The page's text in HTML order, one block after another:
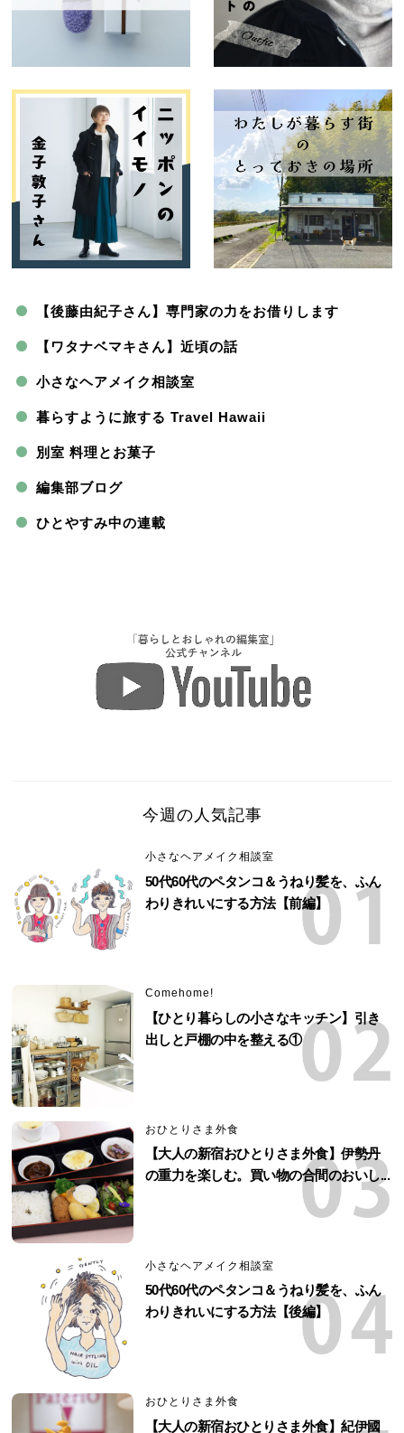
【後藤由紀子さん】専門家の力をお借りします
【ワタナベマキさん】近頃の話
小さなヘアメイク相談室
暮らすように旅する Travel Hawaii
別室 料理とお菓子
編集部ブログ
ひとやすみ中の連載
今週の人気記事
小さなヘアメイク相談室
50代60代のペタンコ＆うねり髪を、ふん
わりきれいにする方法【前編】
Comehome!
【ひとり暮らしの小さなキッチン】引き
出しと戸棚の中を整える①
おひとりさま外食
【大人の新宿おひとりさま外食】伊勢丹
の重力を楽しむ。買い物の合間のおいし...
小さなヘアメイク相談室
50代60代のペタンコ＆うねり髪を、ふん
わりきれいにする方法【後編】
おひとりさま外食
【大人の新宿おひとりさま外食】紀伊國